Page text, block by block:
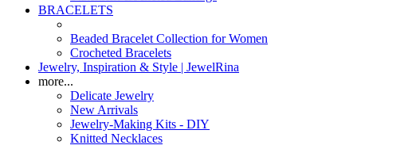
BRACELETS
Beaded Bracelet Collection for Women
Crocheted Bracelets
Jewelry, Inspiration & Style | JewelRina
more...
Delicate Jewelry
New Arrivals
Jewelry-Making Kits - DIY
Knitted Necklaces